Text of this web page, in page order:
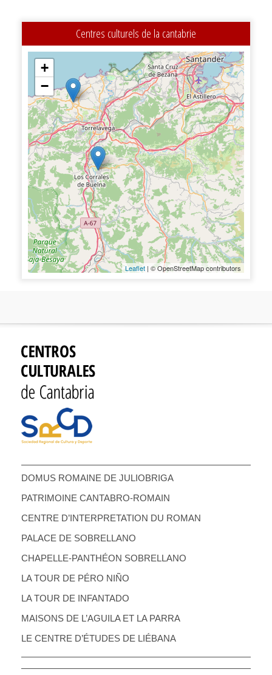
Centres culturels de la cantabrie
+
−
Leaflet | © OpenStreetMap contributors
DOMUS ROMAINE DE JULIOBRIGA
PATRIMOINE CANTABRO-ROMAIN
CENTRE D’INTERPRETATION DU ROMAN
PALACE DE SOBRELLANO
CHAPELLE-PANTHÉON SOBRELLANO
LA TOUR DE PÉRO NIÑO
LA TOUR DE INFANTADO
MAISONS DE L’AGUILA ET LA PARRA
LE CENTRE D’ÉTUDES DE LIÉBANA